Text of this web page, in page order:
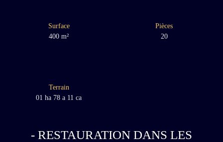
Surface
400m²
Pièces
20
Terrain
01 ha 78 a 11 ca
- RESTAURATION DANS LES